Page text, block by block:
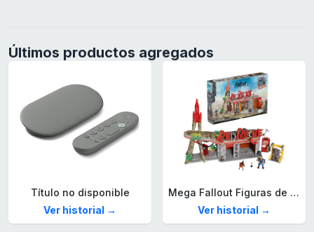
Últimos productos agregados
Título no disponible
Ver historial →
Mega Fallout Figuras de acción y Juguetes de construcción, Parada de Camiones Red Rocket con 824 Piezas, 2 Personajes articulados y Accesorios, para coleccionistas, HXT00
Ver historial →